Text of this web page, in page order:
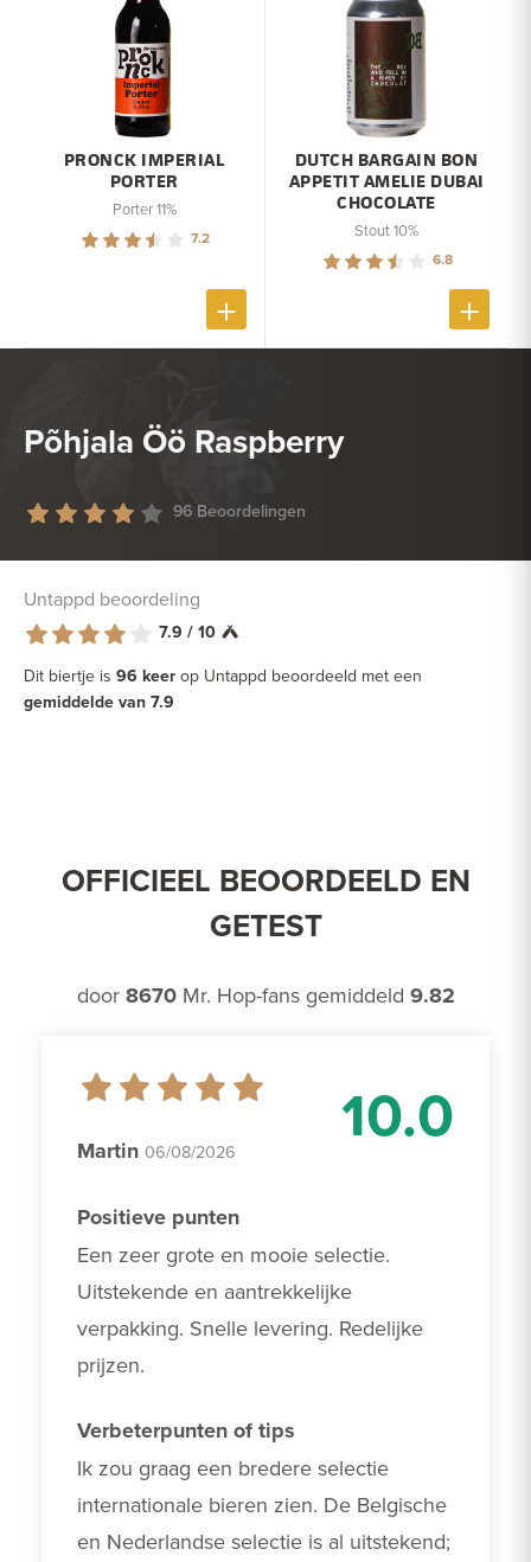
PRONCK IMPERIAL
PORTER
Porter 11%
7.2
DUTCH BARGAIN BON
APPETIT AMELIE DUBAI
CHOCOLATE
Stout 10%
6.8
Põhjala Öö Raspberry
96 Beoordelingen
Untappd beoordeling
7.9 / 10
Dit biertje is 96 keer op Untappd beoordeeld met een
gemiddelde van 7.9
OFFICIEEL BEOORDEELD EN
GETEST
door 8670Mr. Hop-fans gemiddeld 9.82
10.0
Martin 06/08/2026
Positieve punten
Een zeer grote en mooie selectie.
Uitstekende en aantrekkelijke
verpakking. Snelle levering. Redelijke
prijzen.
Verbeterpunten of tips
Ik zou graag een bredere selectie
internationale bieren zien. De Belgische
en Nederlandse selectie is al uitstekend;